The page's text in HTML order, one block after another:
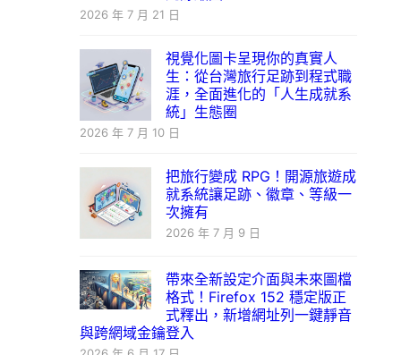
2026 年 7 月 21 日
視覺化圖卡呈現你的真實人
生：從台灣旅行足跡到程式職
涯，全面進化的「人生成就系
統」生態圈
2026 年 7 月 10 日
把旅行變成 RPG！開源旅遊成
就系統讓足跡、徽章、等級一
次擁有
2026 年 7 月 9 日
帶來全新設定介面與未來圖檔
格式！Firefox 152 穩定版正
式釋出，新增網址列一鍵靜音
與跨網域金鑰登入